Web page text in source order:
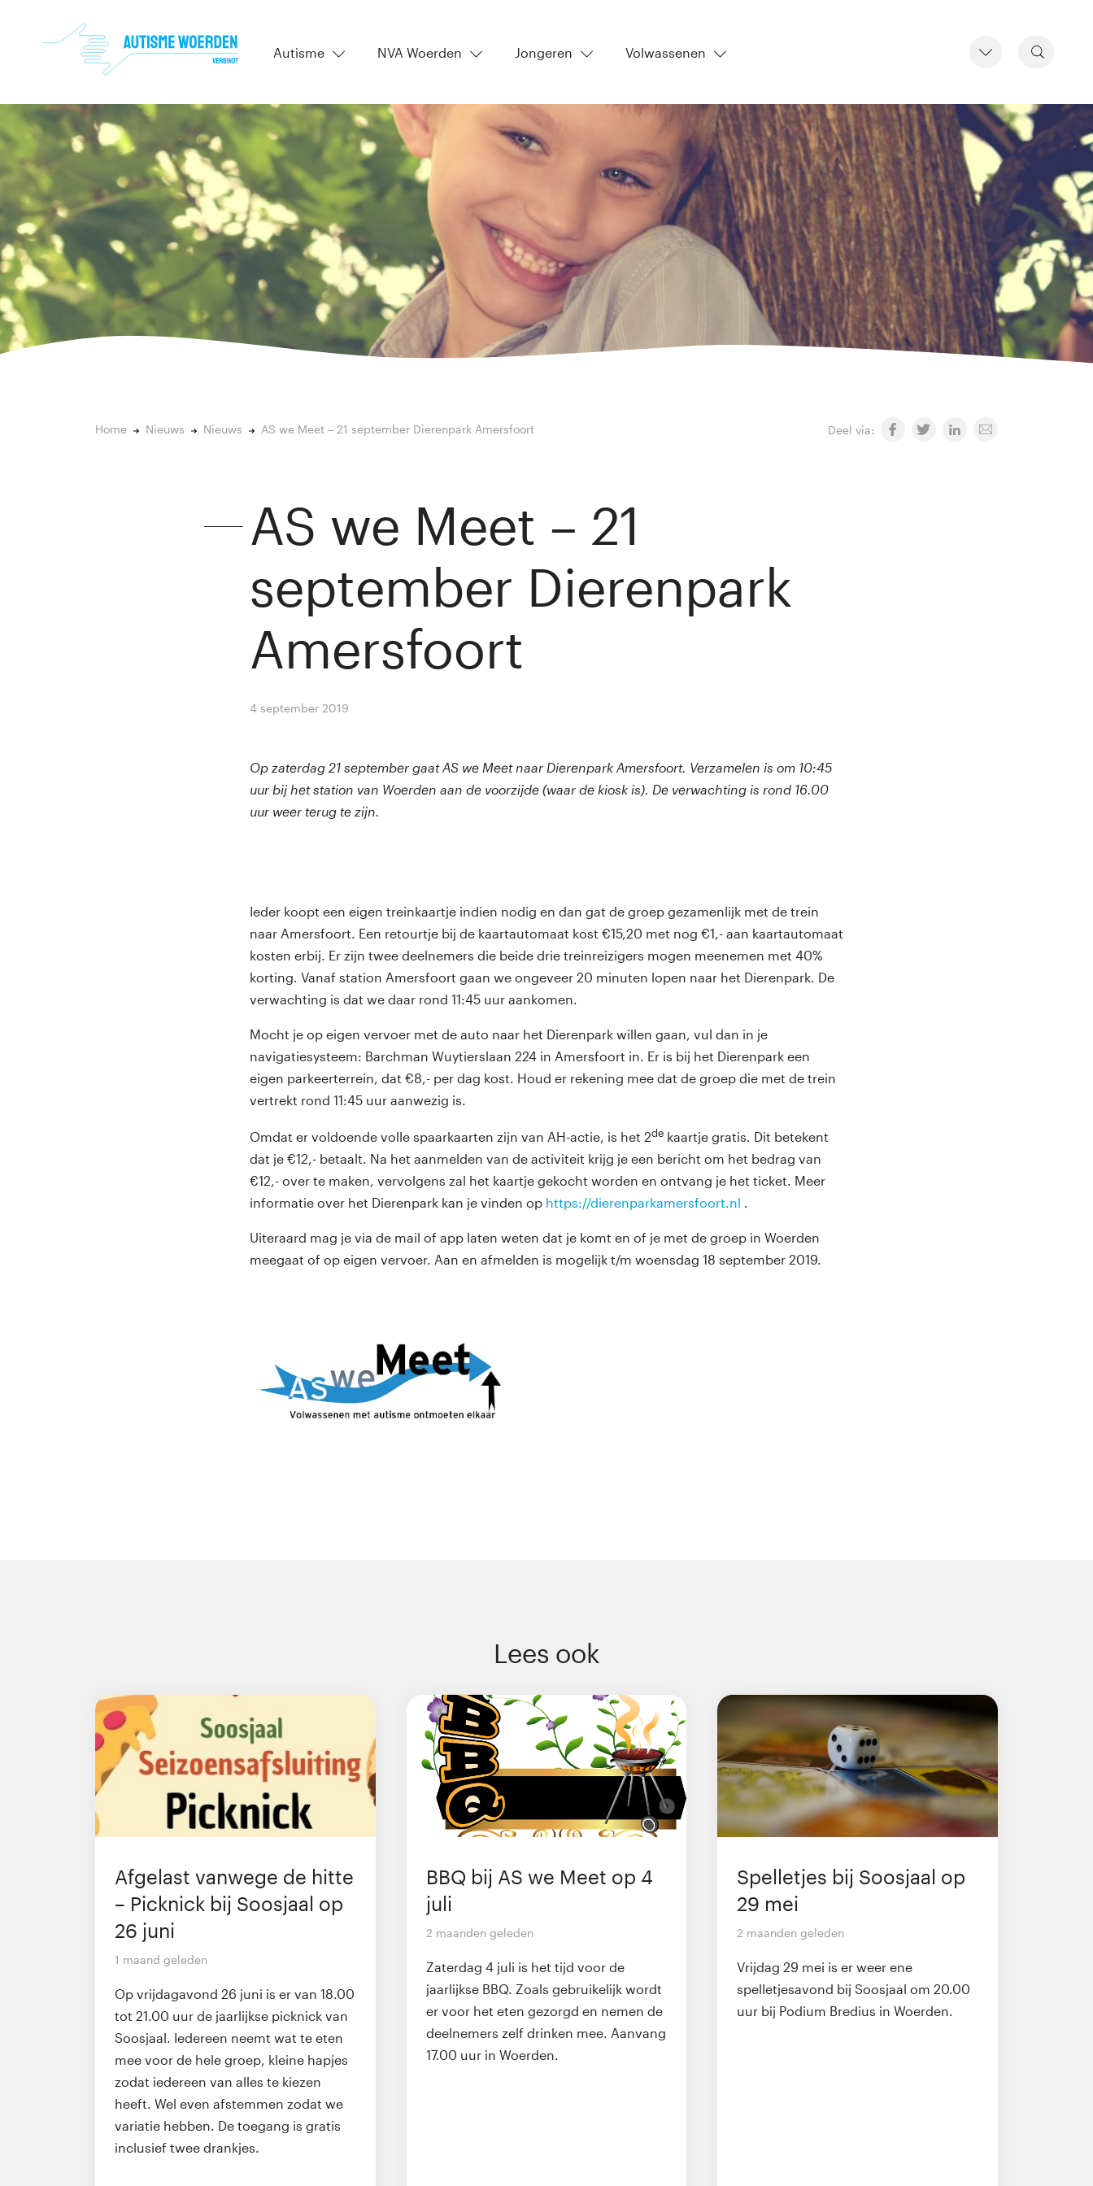
Autisme NVA Woerden Jongeren Volwassenen
Home Nieuws Nieuws AS we Meet – 21 september Dierenpark Amersfoort Deel via:
AS we Meet – 21
september Dierenpark
Amersfoort
4 september 2019
Op zaterdag 21 september gaat AS we Meet naar Dierenpark Amersfoort. Verzamelen is om 10:45
uur bij het station van Woerden aan de voorzijde (waar de kiosk is). De verwachting is rond 16.00
uur weer terug te zijn.
Ieder koopt een eigen treinkaartje indien nodig en dan gat de groep gezamenlijk met de trein
naar Amersfoort. Een retourtje bij de kaartautomaat kost €15,20 met nog €1,- aan kaartautomaat
kosten erbij. Er zijn twee deelnemers die beide drie treinreizigers mogen meenemen met 40%
korting. Vanaf station Amersfoort gaan we ongeveer 20 minuten lopen naar het Dierenpark. De
verwachting is dat we daar rond 11:45 uur aankomen.
Mocht je op eigen vervoer met de auto naar het Dierenpark willen gaan, vul dan in je
navigatiesysteem: Barchman Wuytierslaan 224 in Amersfoort in. Er is bij het Dierenpark een
eigen parkeerterrein, dat €8,- per dag kost. Houd er rekening mee dat de groep die met de trein
vertrekt rond 11:45 uur aanwezig is.
Omdat er voldoende volle spaarkaarten zijn van AH-actie, is het 2de kaartje gratis. Dit betekent
dat je €12,- betaalt. Na het aanmelden van de activiteit krijg je een bericht om het bedrag van
€12,- over te maken, vervolgens zal het kaartje gekocht worden en ontvang je het ticket. Meer
informatie over het Dierenpark kan je vinden op https://dierenparkamersfoort.nl .
Uiteraard mag je via de mail of app laten weten dat je komt en of je met de groep in Woerden
meegaat of op eigen vervoer. Aan en afmelden is mogelijk t/m woensdag 18 september 2019.
Lees ook
Afgelast vanwege de hitte
– Picknick bij Soosjaal op
26 juni
1 maand geleden
Op vrijdagavond 26 juni is er van 18.00
tot 21.00 uur de jaarlijkse picknick van
Soosjaal. Iedereen neemt wat te eten
mee voor de hele groep, kleine hapjes
zodat iedereen van alles te kiezen
heeft. Wel even afstemmen zodat we
variatie hebben. De toegang is gratis
inclusief twee drankjes.
BBQ bij AS we Meet op 4
juli
2 maanden geleden
Zaterdag 4 juli is het tijd voor de
jaarlijkse BBQ. Zoals gebruikelijk wordt
er voor het eten gezorgd en nemen de
deelnemers zelf drinken mee. Aanvang
17.00 uur in Woerden.
Spelletjes bij Soosjaal op
29 mei
2 maanden geleden
Vrijdag 29 mei is er weer ene
spelletjesavond bij Soosjaal om 20.00
uur bij Podium Bredius in Woerden.